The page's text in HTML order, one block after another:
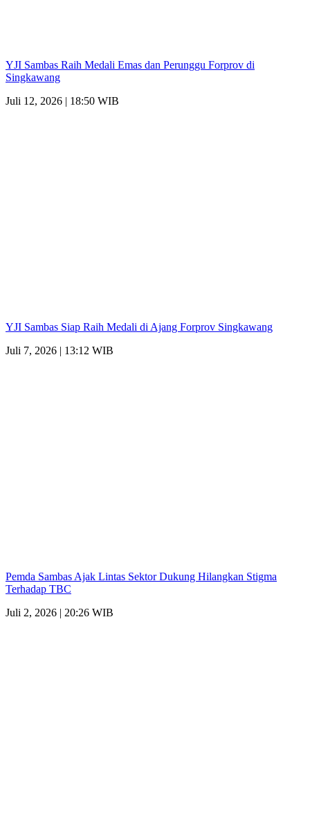
YJI Sambas Raih Medali Emas dan Perunggu Forprov di
Singkawang
Juli 12, 2026 | 18:50 WIB
YJI Sambas Siap Raih Medali di Ajang Forprov Singkawang
Juli 7, 2026 | 13:12 WIB
Pemda Sambas Ajak Lintas Sektor Dukung Hilangkan Stigma
Terhadap TBC
Juli 2, 2026 | 20:26 WIB